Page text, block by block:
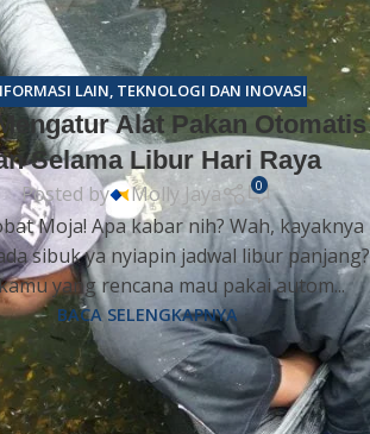
LAIN, TEKNOLOGI DAN INOVASI
Alat Pakan Otomatis
Selama Libur Hari Raya
Posted by Molly Jaya 0
Moja! Apa kabar nih? Wah, kayaknya
sibuk ya nyiapin jadwal libur panjang?
yang rencana mau pakai autom...
BACA SELENGKAPNYA